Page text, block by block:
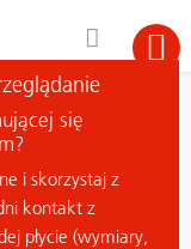
się
i skorzystaj z
kontakt z
płycie (wymiary,